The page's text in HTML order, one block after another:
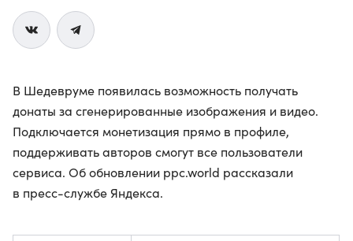
В Шедевруме появилась возможность получать
донаты за сгенерированные изображения и видео.
Подключается монетизация прямо в профиле,
поддерживать авторов смогут все пользователи
сервиса. Об обновлении ppc.world рассказали
в пресс-службе Яндекса.